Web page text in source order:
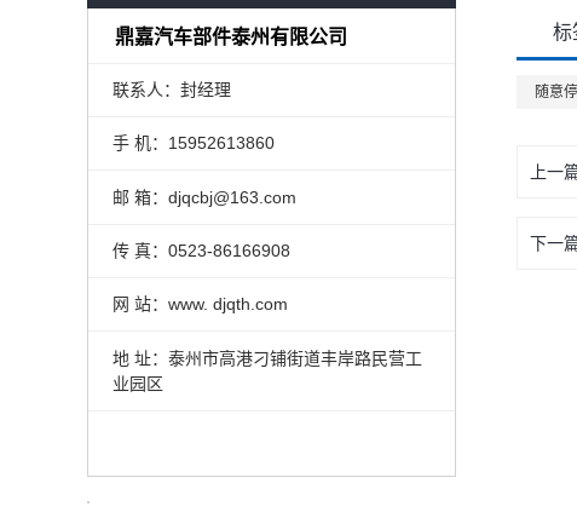
鼎嘉汽车部件泰州有限公司
联系人：封经理
手 机：15952613860
邮 箱：djqcbj@163.com
传 真：0523-86166908
网 站：www. djqth.com
地 址：泰州市高港刁铺街道丰岸路民营工
业园区
标
随意
上一
下一篇